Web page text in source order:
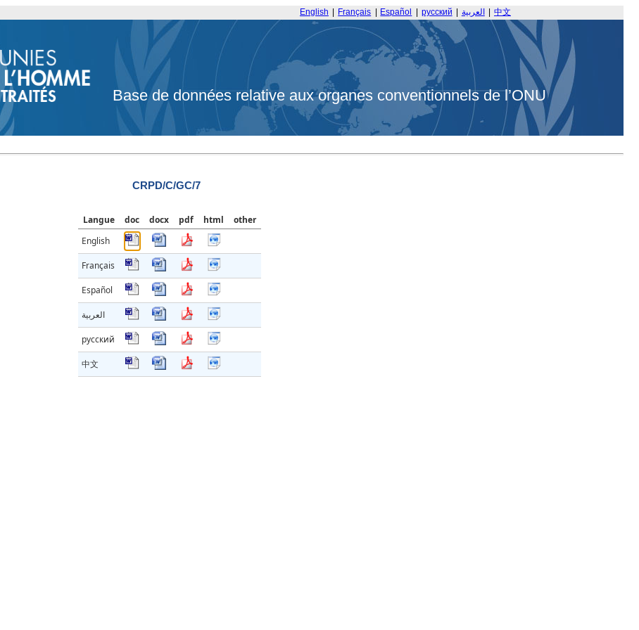
English Français Español русский العربية 中文
Base de données relative aux organes conventionnels de l’ONU
CRPD/C/GC/7
Langue doc docx pdf html
other
English
Français
Español
العربية
русский
中文